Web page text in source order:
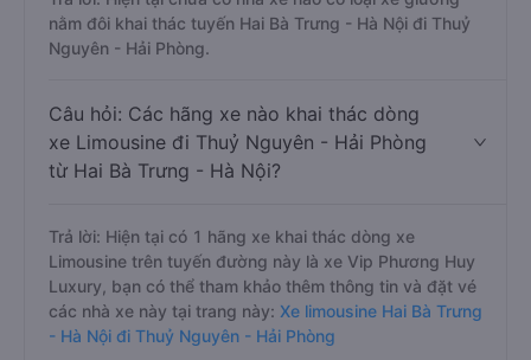
nằm đôi khai thác tuyến Hai Bà Trưng - Hà Nội đi Thuỷ
Nguyên - Hải Phòng.
Câu hỏi: Các hãng xe nào khai thác dòng
xe Limousine đi Thuỷ Nguyên - Hải Phòng
từ Hai Bà Trưng - Hà Nội?
Trả lời: Hiện tại có 1 hãng xe khai thác dòng xe
Limousine trên tuyến đường này là xe Vip Phương Huy
Luxury, bạn có thể tham khảo thêm thông tin và đặt vé
các nhà xe này tại trang này: Xe limousine Hai Bà Trưng
- Hà Nội đi Thuỷ Nguyên - Hải Phòng